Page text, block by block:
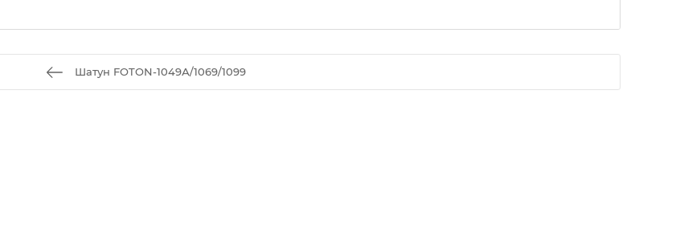
Шатун FOTON-1049А/1069/1099